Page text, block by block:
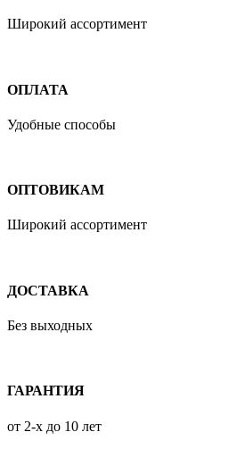
Широкий ассортимент
ОПЛАТА
Удобные способы
ОПТОВИКАМ
Широкий ассортимент
ДОСТАВКА
Без выходных
ГАРАНТИЯ
от 2-х до 10 лет